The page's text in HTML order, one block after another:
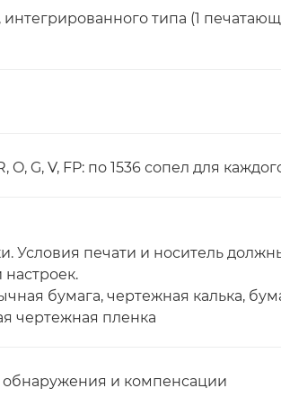
типа (1
O, G, V, FP: по 1536 сопел для
Условия печати и носитель
бумага, чертежная калька,
чертежная пленка
обнаружения и компенсации